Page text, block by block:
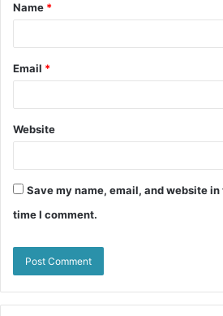
Name *
Email *
Website
Save my name, email, and website
time I comment.